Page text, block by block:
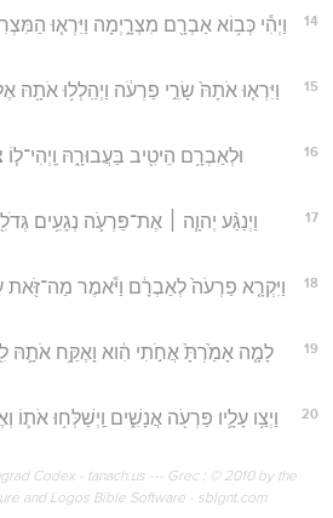
14
וַיְהִ֕י כְּב֥וֹא אַבְרָ֖ם מִצְרָ֑יְמָה וַיִּרְא֤וּ
15
וַיִּרְא֤וּ אֹתָהּ֙ שָׂרֵ֣י פַרְעֹ֔ה וַיְהַֽלְל֥וּ
16
וּלְאַבְרָ֥ם הֵיטִ֖יב בַּעֲבוּרָ֑הּ
17
וַיְנַגַּ֨ע יְהוָ֧ה ׀ אֶת־פַּרְעֹ֛ה נְגָעִ֥ים
18
וַיִּקְרָ֤א פַרְעֹה֙ לְאַבְרָ֔ם וַיֹּ֕אמֶר מַה־זֹּ֖את
19
לָמָ֤ה אָמַ֙רְתָּ֙ אֲחֹ֣תִי הִ֔וא וָאֶקַּ֥ח אֹתָ֛הּ
20 וַיְצַ֥ו עָלָ֛יו פַּרְעֹ֖ה אֲנָשִׁ֑ים וַֽיְשַׁלְּח֥וּ אֹת֛וֹ
Codex - tanach.us --- Grec : © 2010 by the
and Logos Bible Software - sblgnt.com